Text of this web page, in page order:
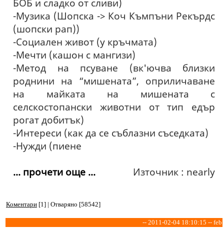
БОБ и сладко от сливи)
-Музика (Шопска -> Коч Къмпъни Рекърдс
(шопски рап))
-Социален живот (у кръчмата)
-Мечти (кашон с мангизи)
-Метод на псуване (вк'ючва близки
роднини на “мишената”, оприличаване
на майката на мишената с
селскостопански животни от тип едър
рогат добитък)
-Интереси (как да се съблазни съседката)
-Нужди (пиене
Източник : nearly
... прочети още ...
Коментари [1] | Отваряно [58542]
-- 2011-02-04 18:10:15 -- feb